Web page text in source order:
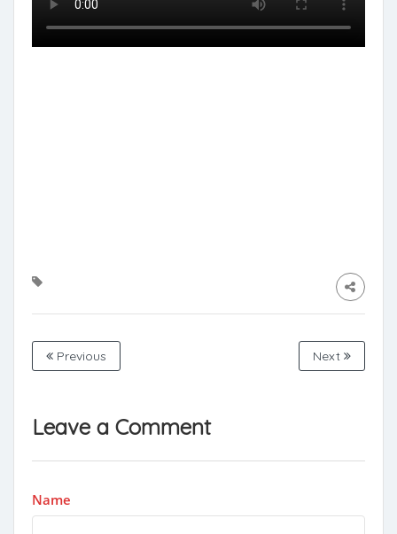
Previous Next
Leave a Comment
Name